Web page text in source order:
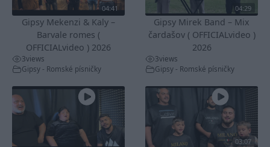
04:41
Gipsy Mekenzi & Kaly –
Barvale romes (
OFFICIALvideo ) 2026
3views
Gipsy - Romské písničky
04:29
Gipsy Mirek Band – Mix
čardašov ( OFFICIALvideo )
2026
3views
Gipsy - Romské písničky
03:07